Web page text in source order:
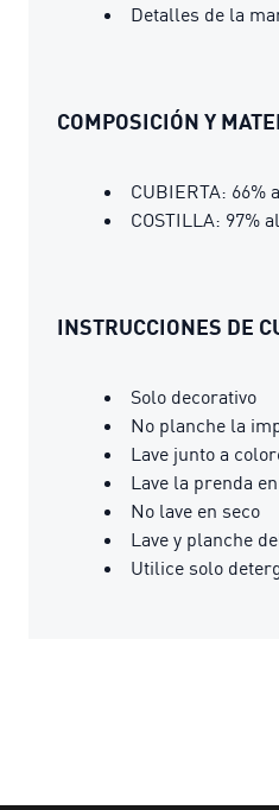
Detalles de la
COMPOSICIÓN Y
CUBIERTA: 66%
COSTILLA: 97%
INSTRUCCIONES DE
Solo decorativo
No planche la
Lave junto a
Lave la prenda
No lave en seco
Lave y planche
Utilice solo